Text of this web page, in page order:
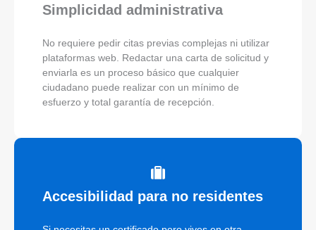
Simplicidad administrativa
No requiere pedir citas previas complejas ni utilizar
plataformas web. Redactar una carta de solicitud y
enviarla es un proceso básico que cualquier
ciudadano puede realizar con un mínimo de
esfuerzo y total garantía de recepción.
Accesibilidad para no residentes